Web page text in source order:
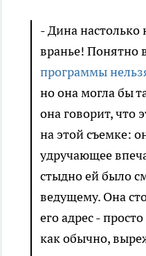
- Дина настолько
вранье! Понятно
программы
но она могла бы
она говорит, что
на этой съемке:
удручающее
стыдно ей было
ведущему. Она
его адрес -
как обычно,